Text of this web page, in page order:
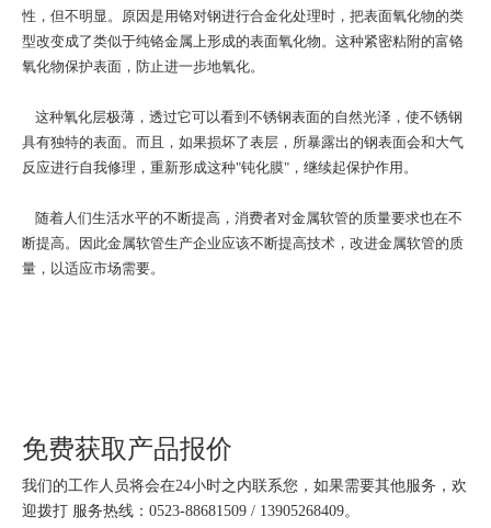
性，但不明显。原因是用铬对钢进行合金化处理时，把表面氧化物的类
型改变成了类似于纯铬金属上形成的表面氧化物。这种紧密粘附的富铬
氧化物保护表面，防止进一步地氧化。
这种氧化层极薄，透过它可以看到不锈钢表面的自然光泽，使不锈钢
具有独特的表面。而且，如果损坏了表层，所暴露出的钢表面会和大气
反应进行自我修理，重新形成这种"钝化膜"，继续起保护作用。
随着人们生活水平的不断提高，消费者对金属软管的质量要求也在不
断提高。因此金属软管生产企业应该不断提高技术，改进金属软管的质
量，以适应市场需要。
免费获取产品报价
我们的工作人员将会在24小时之内联系您，如果需要其他服务，欢
迎拨打 服务热线：0523-88681509 / 13905268409。